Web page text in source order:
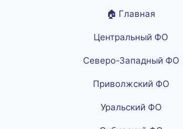
🏠 Главная
Центральный ФО
Северо-Западный ФО
Приволжский ФО
Уральский ФО